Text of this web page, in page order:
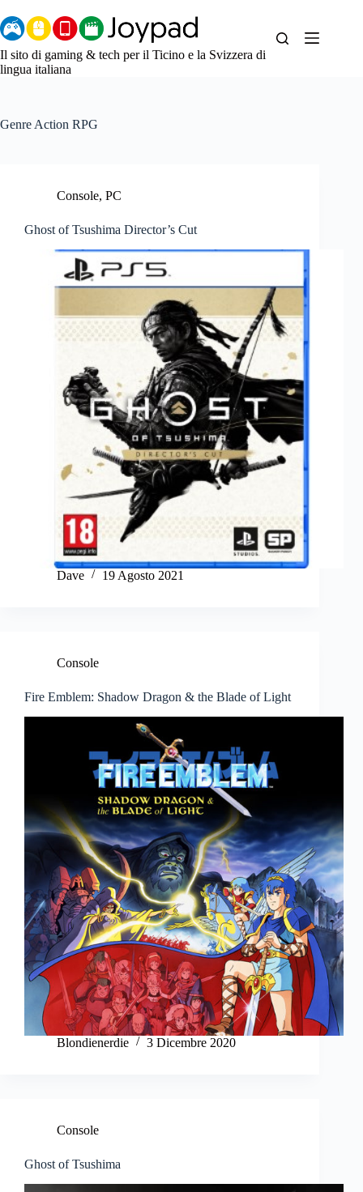
al
contenuto
Il sito di gaming & tech per il Ticino e la Svizzera di
lingua italiana
Genre Action RPG
Console, PC
Ghost of Tsushima Director’s Cut
Dave 19 Agosto 2021
Console
Fire Emblem: Shadow Dragon & the Blade of Light
Blondienerdie 3 Dicembre 2020
Console
Ghost of Tsushima